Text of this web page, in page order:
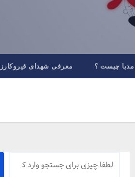
چیست ؟ معرفی شهدای
جستجو